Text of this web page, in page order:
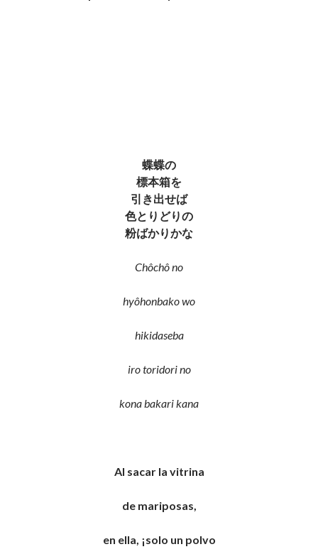
蝶蝶の
標本箱を
引き出せば
色とりどりの
粉ばかりかな
Chôchô no
hyôhonbako wo
hikidaseba
iro toridori no
kona bakari kana
Al sacar la vitrina
de mariposas,
en ella, ¡solo un polvo